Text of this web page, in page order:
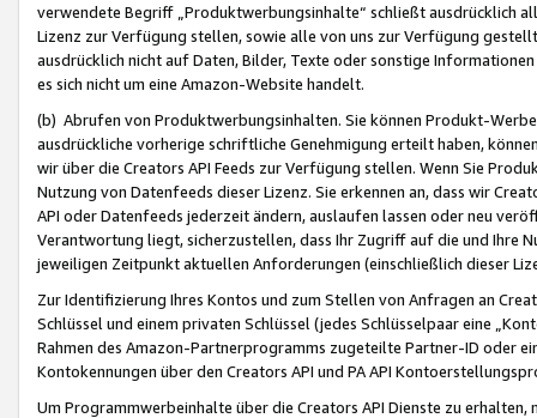
verwendete Begriff „Produktwerbungsinhalte“ schließt ausdrücklich
Lizenz zur Verfügung stellen, sowie alle von uns zur Verfügung
ausdrücklich nicht auf Daten, Bilder, Texte oder sonstige
es sich nicht um eine Amazon-Website handelt.
(b) Abrufen von Produktwerbungsinhalten. Sie können Produkt-
ausdrückliche vorherige schriftliche Genehmigung erteilt haben,
wir über die Creators API Feeds zur Verfügung stellen. Wenn Sie
Nutzung von Datenfeeds dieser Lizenz. Sie erkennen an, dass wir
API oder Datenfeeds jederzeit ändern, auslaufen lassen oder neu
Verantwortung liegt, sicherzustellen, dass Ihr Zugriff auf die und Ihre
jeweiligen Zeitpunkt aktuellen Anforderungen (einschließlich dieser
Zur Identifizierung Ihres Kontos und zum Stellen von Anfragen an
Schlüssel und einem privaten Schlüssel (jedes Schlüsselpaar eine
Rahmen des Amazon-Partnerprogramms zugeteilte Partner-ID oder
Kontokennungen über den Creators API und PA API
Um Programmwerbeinhalte über die Creators API Dienste zu